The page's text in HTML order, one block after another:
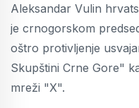
Aleksandar Vulin
je crnogorskom
oštro protivljenje
Skupštini Crne Gore"
mreži "X".